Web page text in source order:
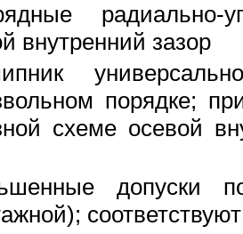
радиально-
внутренний зазор
порядке;
схеме осевой